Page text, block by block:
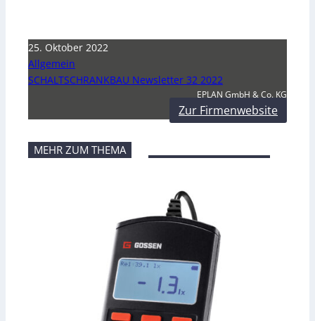
25. Oktober 2022
Allgemein
SCHALTSCHRANKBAU Newsletter 32 2022
EPLAN GmbH & Co. KG
Zur Firmenwebsite
MEHR ZUM THEMA